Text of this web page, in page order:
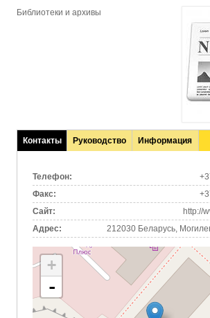
Библиотеки и архивы
Контакты
(активная
Руководство Информация
Телефон:
Факс:
Сайт:
http://
Адрес:
212030 Беларусь,
+
-